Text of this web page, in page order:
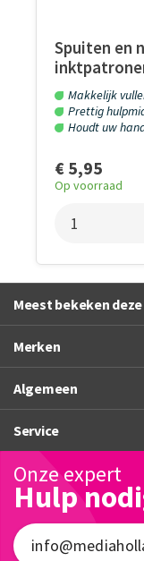
Spuiten en
Makkelijk
Prettig
Houdt uw
€ 5,95
Op voorraad
Meest bekeken
Merken
Algemeen
Service
Onze expert
Hulp